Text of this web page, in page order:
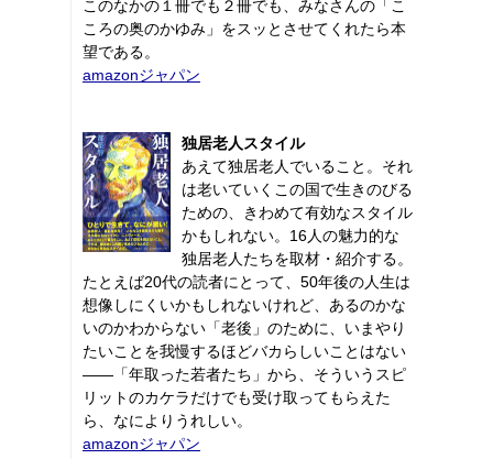
このなかの１冊でも２冊でも、みなさんの「こ
ころの奥のかゆみ」をスッとさせてくれたら本
望である。
amazonジャパン
独居老人スタイル
あえて独居老人でいること。それ
は老いていくこの国で生きのびる
ための、きわめて有効なスタイル
かもしれない。16人の魅力的な
独居老人たちを取材・紹介する。
たとえば20代の読者にとって、50年後の人生は
想像しにくいかもしれないけれど、あるのかな
いのかわからない「老後」のために、いまやり
たいことを我慢するほどバカらしいことはない
――「年取った若者たち」から、そういうスピ
リットのカケラだけでも受け取ってもらえた
ら、なによりうれしい。
amazonジャパン